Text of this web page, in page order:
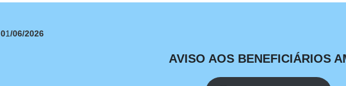
01/06/2026
AVISO AOS BENEFICIÁRIOS